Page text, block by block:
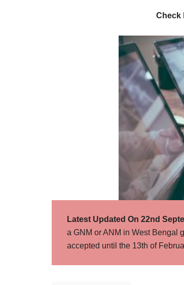
Check
Latest Updated On 22nd
a GNM or ANM in West Bengal
accepted until the 13th of